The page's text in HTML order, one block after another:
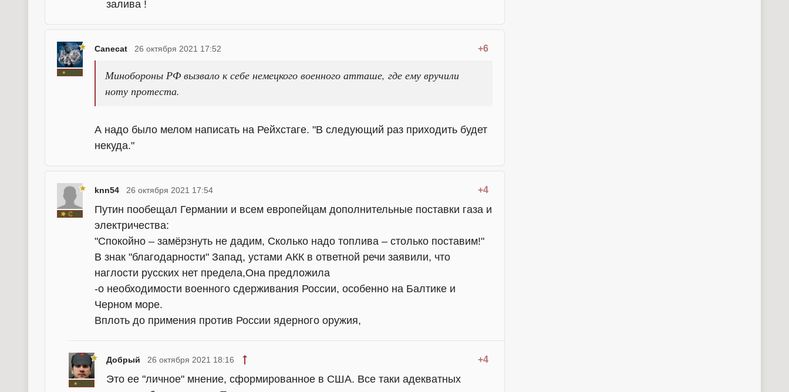
залива !
Canecat +6
26 октября 2021 17:52
Минобороны РФ вызвало к себе немецкого военного атташе, где ему вручили
ноту протеста.
А надо было мелом написать на Рейхстаге. "В следующий раз приходить будет
некуда."
knn54 +4
26 октября 2021 17:54
Путин пообещал Германии и всем европейцам дополнительные поставки газа и
электричества:
"Спокойно – замёрзнуть не дадим, Сколько надо топлива – столько поставим!"
В знак "благодарности" Запад, устами АКК в ответной речи заявили, что
наглости русских нет предела,Она предложила
-о необходимости военного сдерживания России, особенно на Балтике и
Черном море.
Вплоть до примения против России ядерного оружия,
Добрый +4
26 октября 2021 18:16
Это ее "личное" мнение, сформированное в США. Все таки адекватных